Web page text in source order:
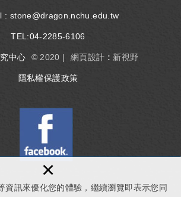
資訊來優化您的體驗，繼續瀏覽即表示您同
×
: stone@dragon.nchu.edu.tw
TEL:04-2285-6106
中心 © 2020 | 網頁設計 : 新視野
隱私權保護政策